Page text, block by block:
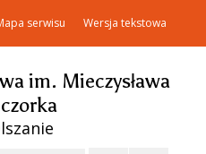
serwisu Wersja tekstowa
im. Mieczysława